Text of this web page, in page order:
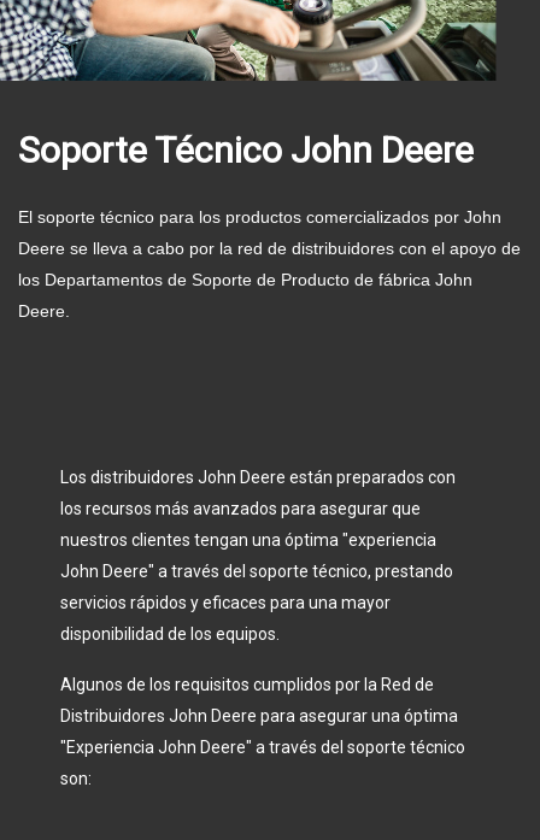
Soporte Técnico John Deere
El soporte técnico para los productos comercializados por John
Deere se lleva a cabo por la red de distribuidores con el apoyo de
los Departamentos de Soporte de Producto de fábrica John
Deere.
Los distribuidores John Deere están preparados con
los recursos más avanzados para asegurar que
nuestros clientes tengan una óptima "experiencia
John Deere" a través del soporte técnico, prestando
servicios rápidos y eficaces para una mayor
disponibilidad de los equipos.
Algunos de los requisitos cumplidos por la Red de
Distribuidores John Deere para asegurar una óptima
"Experiencia John Deere" a través del soporte técnico
son: